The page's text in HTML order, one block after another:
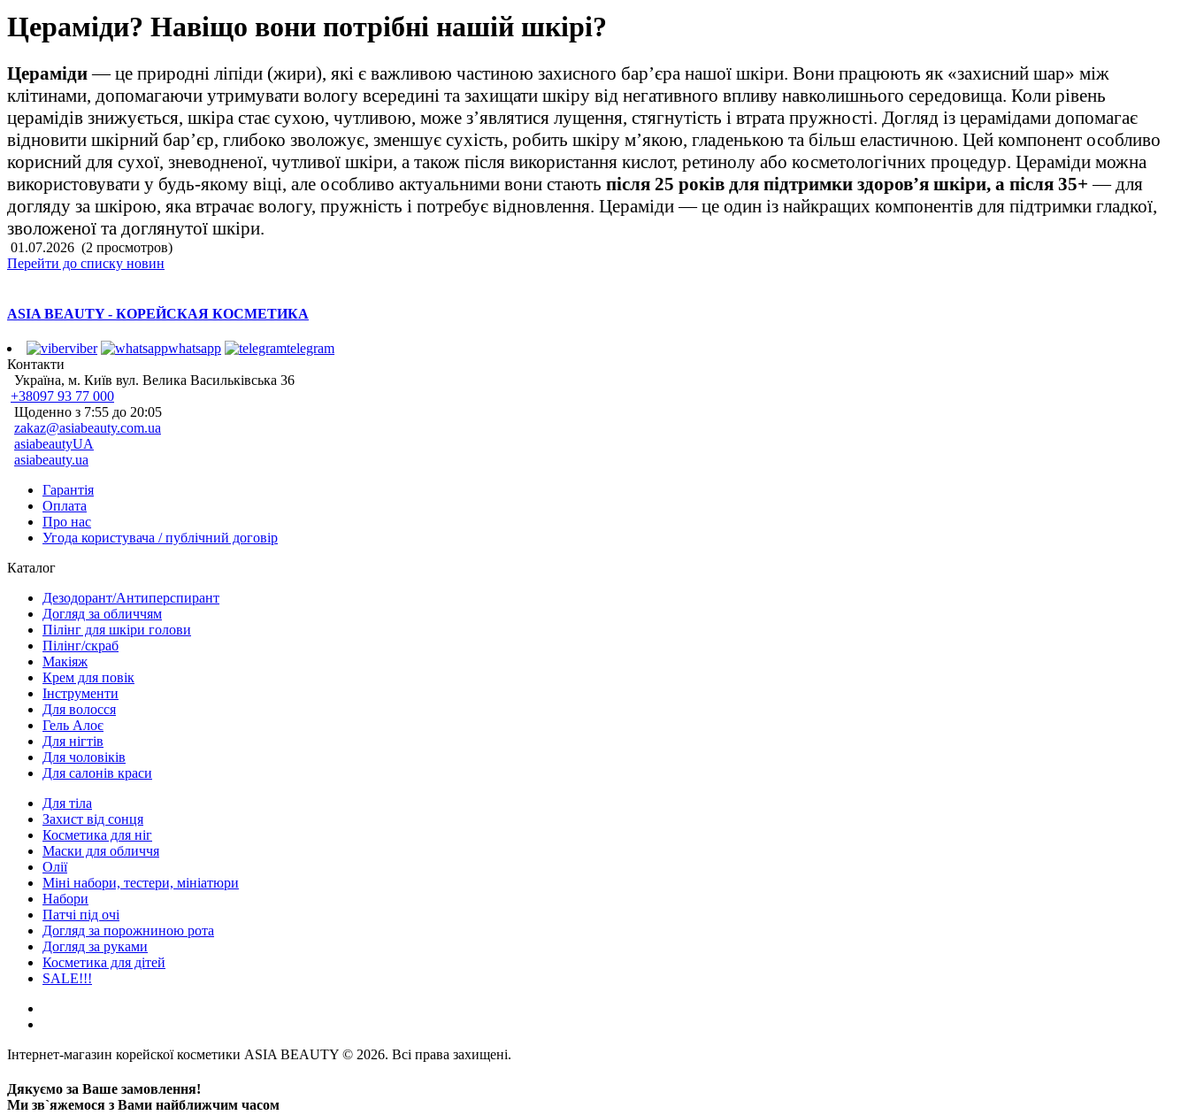
Цераміди? Навіщо вони потрібні нашій шкірі?
Цераміди— це природні ліпіди (жири), які є важливою частиною захисного бар’єра нашої шкіри. Вони працюють як «захисний шар» між
клітинами, допомагаючи утримувати вологу всередині та захищати шкіру від негативного впливу навколишнього середовища. Коли рівень
церамідів знижується, шкіра стає сухою, чутливою, може з’являтися лущення, стягнутість і втрата пружності. Догляд із церамідами допомагає
відновити шкірний бар’єр, глибоко зволожує, зменшує сухість, робить шкіру м’якою, гладенькою та більш еластичною. Цей компонент особливо
корисний для сухої, зневодненої, чутливої шкіри, а також після використання кислот, ретинолу або косметологічних процедур. Цераміди можна
використовувати у будь-якому віці, але особливо актуальними вони стають після 25 років для підтримки здоров’я шкіри, а після 35+ — для
догляду за шкірою, яка втрачає вологу, пружність і потребує відновлення. Цераміди — це один із найкращих компонентів для підтримки гладкої,
зволоженої та доглянутої шкіри.
01.07.2026 (2 просмотров)
Перейти до списку новин
ASIA BEAUTY - КОРЕЙСКАЯ КОСМЕТИКА
viber whatsapp
telegram
Контакти
Україна, м. Київ вул. Велика Васильківська 36
+38097 93 77 000
Щоденно з 7:55 до 20:05
zakaz@asiabeauty.com.ua
asiabeautyUA
asiabeauty.ua
Гарантія
Оплата
Про нас
Угода користувача / публічний договір
Каталог
Дезодорант/Антиперспирант
Догляд за обличчям
Пілінг для шкіри голови
Пілінг/скраб
Макіяж
Крем для повік
Інструменти
Для волосся
Гель Алоє
Для нігтів
Для чоловіків
Для салонів краси
Для тіла
Захист від сонця
Косметика для ніг
Маски для обличчя
Олії
Міні набори, тестери, мініатюри
Набори
Патчі під очі
Догляд за порожниною рота
Догляд за руками
Косметика для дітей
SALE!!!
Інтернет-магазин корейскої косметики ASIA BEAUTY © 2026. Всі права захищені.
Дякуємо за Ваше замовлення!
Ми зв`яжемося з Вами найближчим часом